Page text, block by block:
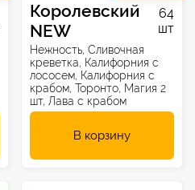
Королевский
NEW
64
шт
Нежность, Сливочная
креветка, Калифорния с
лососем, Калифорния с
крабом, Торонто, Магия 2
шт, Лава с крабом
В корзину